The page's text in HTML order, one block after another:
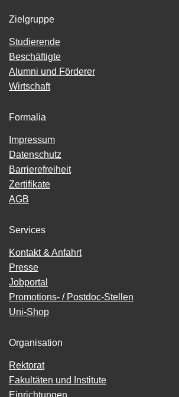
Zielgruppe
Studierende
Beschäftigte
Alumni und Förderer
Wirtschaft
Formalia
Impressum
Datenschutz
Barrierefreiheit
Zertifikate
AGB
Services
Kontakt & Anfahrt
Presse
Jobportal
Promotions- / Postdoc-Stellen
Uni-Shop
Organisation
Rektorat
Fakultäten und Institute
Einrichtungen